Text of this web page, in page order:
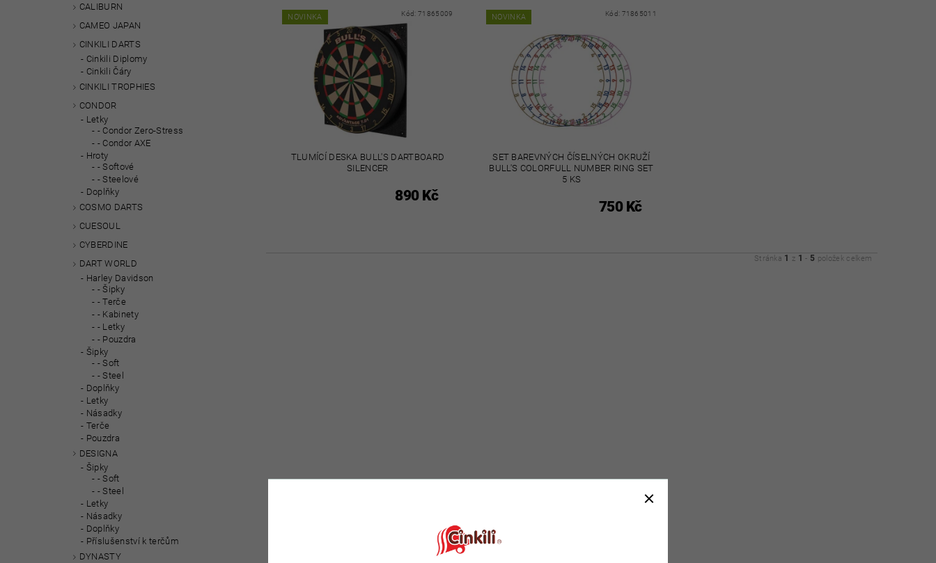
CALIBURN
CAMEO JAPAN
CINKILI DARTS
Cinkili Diplomy
Cinkili Čáry
CINKILI TROPHIES
CONDOR
Letky
- Condor Zero-Stress
- Condor AXE
Hroty
- Softové
- Steelové
Doplňky
COSMO DARTS
CUESOUL
CYBERDINE
DART WORLD
Harley Davidson
- Šipky
- Terče
- Kabinety
- Letky
- Pouzdra
Šipky
- Soft
- Steel
Doplňky
Letky
Násadky
Terče
Pouzdra
DESIGNA
Šipky
- Soft
- Steel
Letky
Násadky
Doplňky
Příslušenství k terčům
DYNASTY
NOVINKA Kód: 71865009
TLUMÍCÍ DESKA BULL'S DARTBOARD
SILENCER
890 Kč
NOVINKA Kód: 71865011
SET BAREVNÝCH ČÍSELNÝCH OKRUŽÍ
BULL'S COLORFULL NUMBER RING SET
5 KS
750 Kč
Stránka 1 z 1 - 5 položek celkem